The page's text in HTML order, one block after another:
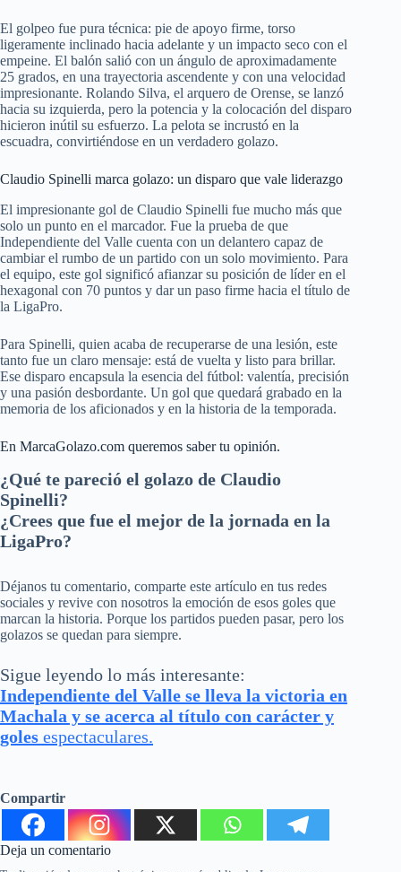
El golpeo fue pura técnica: pie de apoyo firme, torso
ligeramente inclinado hacia adelante y un impacto seco con el
empeine. El balón salió con un ángulo de aproximadamente
25 grados, en una trayectoria ascendente y con una velocidad
impresionante. Rolando Silva, el arquero de Orense, se lanzó
hacia su izquierda, pero la potencia y la colocación del disparo
hicieron inútil su esfuerzo. La pelota se incrustó en la
escuadra, convirtiéndose en un verdadero golazo.
Claudio Spinelli marca golazo: un disparo que vale liderazgo
El impresionante gol de Claudio Spinelli fue mucho más que
solo un punto en el marcador. Fue la prueba de que
Independiente del Valle cuenta con un delantero capaz de
cambiar el rumbo de un partido con un solo movimiento. Para
el equipo, este gol significó afianzar su posición de líder en el
hexagonal con 70 puntos y dar un paso firme hacia el título de
la LigaPro.
Para Spinelli, quien acaba de recuperarse de una lesión, este
tanto fue un claro mensaje: está de vuelta y listo para brillar.
Ese disparo encapsula la esencia del fútbol: valentía, precisión
y una pasión desbordante. Un gol que quedará grabado en la
memoria de los aficionados y en la historia de la temporada.
En MarcaGolazo.com queremos saber tu opinión.
¿Qué te pareció el golazo de Claudio
Spinelli?
¿Crees que fue el mejor de la jornada en la
LigaPro?
Déjanos tu comentario, comparte este artículo en tus redes
sociales y revive con nosotros la emoción de esos goles que
marcan la historia. Porque los partidos pueden pasar, pero los
golazos se quedan para siempre.
Sigue leyendo lo más interesante:
Independiente del Valle se lleva la victoria en
Machala y se acerca al título con carácter y
goles espectaculares.
Compartir
Deja un comentario